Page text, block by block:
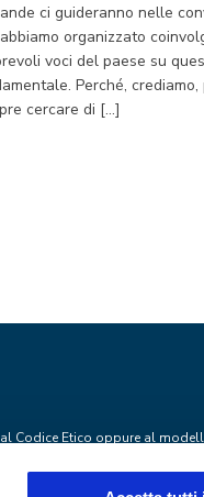
ci guideranno nelle
organizzato
voci del paese su
Perché,
cercare di […]
Codice Etico oppure al
, che garantisce la